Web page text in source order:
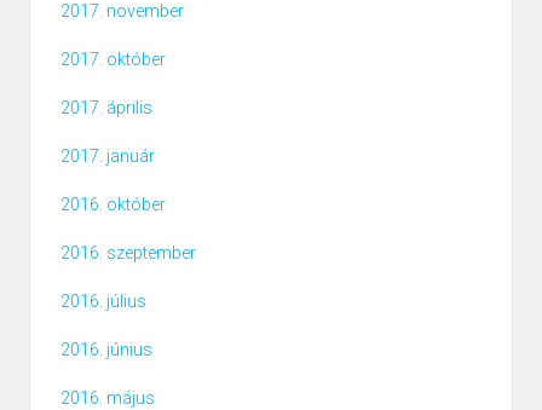
2017. november
2017. október
2017. április
2017. január
2016. október
2016. szeptember
2016. július
2016. június
2016. május